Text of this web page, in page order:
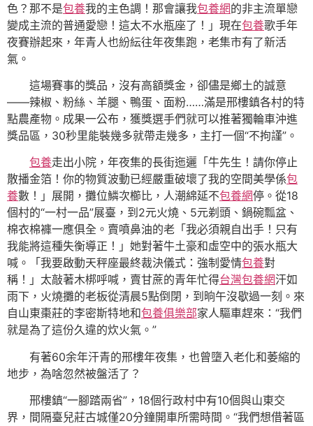
色？那不是包養我的主色調！那會讓我包養網的非主流單戀
變成主流的普通愛戀！這太不水瓶座了！」現在包養歌手年
夜賽辦起來，年青人也紛紜往年夜集跑，老集市有了新活
氣。
這場賽事的獎品，沒有高額獎金，卻儘是鄉土的誠意
——辣椒、粉絲、羊腿、鴨蛋、面粉……滿是邢樓鎮各村的特
點農產物。成果一公布，獲獎選手們就可以推著獨輪車沖進
獎品區，30秒里能裝幾多就帶走幾多，主打一個“不拘謹”。
包養走出小院，年夜集的長街迤邐「牛先生！請你停止
散播金箔！你的物質波動已經嚴重破壞了我的空間美學係包
養數！」展開，攤位鱗次櫛比，人潮綿延不包養網停。從18
個村的“一村一品”展臺，到2元火燒、5元剃頭、鍋碗瓢盆、
棉衣棉褲一應俱全。賣噴鼻油的老「我必須親自出手！只有
我能將這種失衡導正！」她對著牛土豪和虛空中的張水瓶大
喊。「我要啟動天秤座最終裁決儀式：強制愛情包養對
稱！」太敲著木梆呼喊，賣甘蔗的青年忙得台灣包養網汗如
雨下，火燒攤的老板從清晨5點倒閉，到晌午沒歇過一刻。來
自山東棗莊的李密斯特地和包養俱樂部家人驅車趕來：“我們
就是為了這份久違的炊火氣。”
有著60余年汗青的邢樓年夜集，也曾墮入老化和萎縮的
地步，為啥忽然被盤活了？
邢樓鎮“一腳踏兩省”，18個行政村中有10個與山東交
界，間隔臺兒莊古城僅20分鐘開車所需時間。“我們想借著區